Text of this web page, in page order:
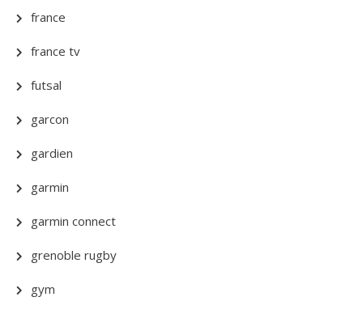
france
france tv
futsal
garcon
gardien
garmin
garmin connect
grenoble rugby
gym